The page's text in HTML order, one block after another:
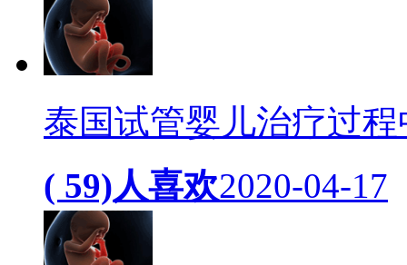
泰国试管婴儿治疗过
( 59)人喜欢2020-04-17